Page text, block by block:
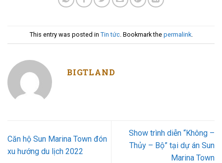
This entry was posted in Tin tức. Bookmark the permalink.
BIGTLAND
Căn hộ Sun Marina Town đón
xu hướng du lịch 2022
Show trình diễn “Không –
Thủy – Bộ” tại dự án Sun
Marina Town